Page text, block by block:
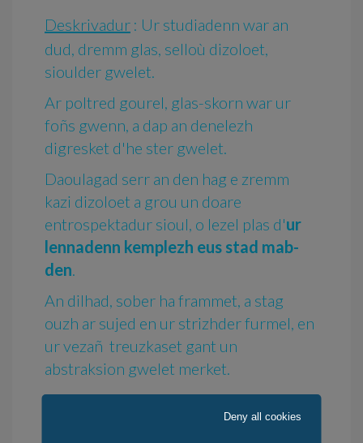
Deskrivadur : Ur studiadenn war an
dud, dremm glas, selloù dizoloet,
sioulder gwelet.
Ar poltred gourel, glas-skorn war ur
foñs gwenn, a dap an denelezh
digresket d'he ster gwelet.
Daoulagad serr an den hag e zremm
kazi dizoloet a grou un doare
entrospektadur sioul, o lezel plas d'ur
lennadenn kemplezh eus stad mab-
den.
An dilhad, sober ha frammet, a stag
ouzh ar sujed en ur strizhder furmel, en
ur vezañ treuzkaset gant un
abstraksion gwelet merket.
Kinnig a ra an oberenn, dre he
minimalouriezh reizhet, ur preder war
Deny all cookies